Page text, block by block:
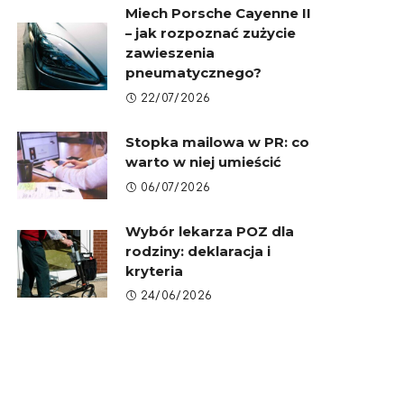
Miech Porsche Cayenne II
– jak rozpoznać zużycie
zawieszenia
pneumatycznego?
22/07/2026
Stopka mailowa w PR: co
warto w niej umieścić
06/07/2026
Wybór lekarza POZ dla
rodziny: deklaracja i
kryteria
24/06/2026